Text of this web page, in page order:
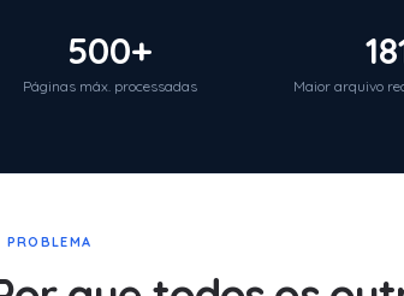
500+
Páginas máx. processadas Maior arquivo
PROBLEMA